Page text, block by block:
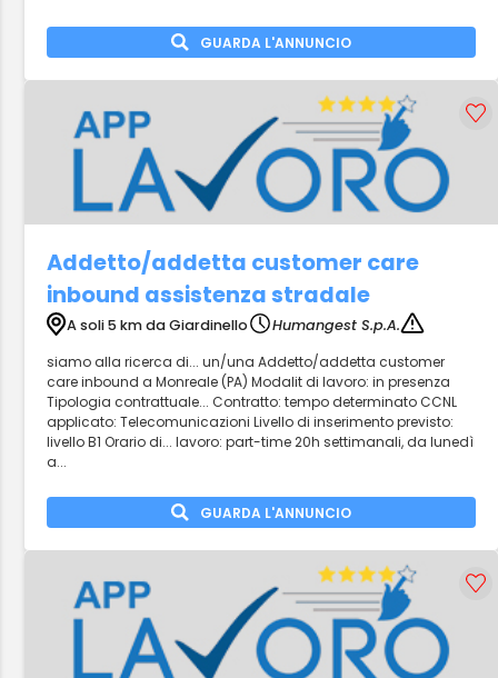
GUARDA L'ANNUNCIO
Addetto/addetta customer care
inbound assistenza stradale
A soli 5 km da Giardinello
Humangest S.p.A.
siamo alla ricerca di... un/una Addetto/addetta customer
care inbound a Monreale (PA) Modalit di lavoro: in presenza
Tipologia contrattuale... Contratto: tempo determinato CCNL
applicato: Telecomunicazioni Livello di inserimento previsto:
livello B1 Orario di... lavoro: part-time 20h settimanali, da lunedì
a...
GUARDA L'ANNUNCIO